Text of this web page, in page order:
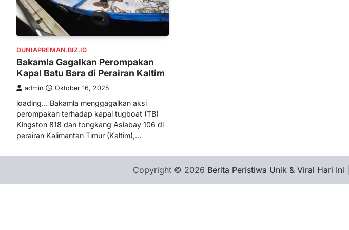
DUNIAPREMAN.BIZ.ID
Bakamla Gagalkan Perompakan
Kapal Batu Bara di Perairan Kaltim
admin Oktober 16, 2025
loading… Bakamla menggagalkan aksi
perompakan terhadap kapal tugboat (TB)
Kingston 818 dan tongkang Asiabay 106 di
perairan Kalimantan Timur (Kaltim),…
Copyright © 2026 Berita Peristiwa Unik & Viral Hari Ini